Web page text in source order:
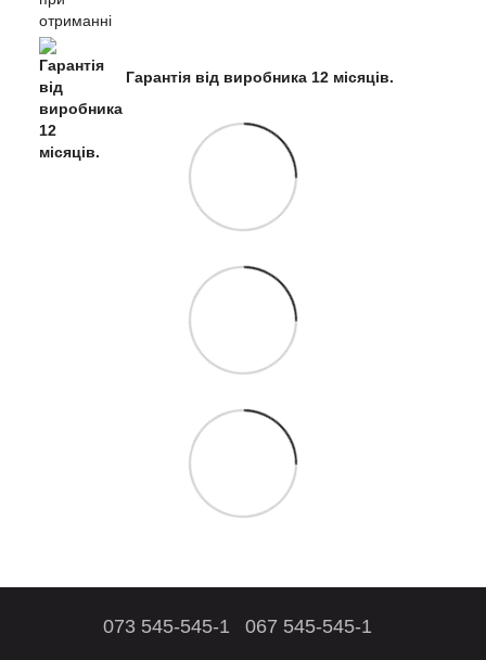
Гарантія від виробника 12 місяців.
073 545-545-1 067 545-545-1